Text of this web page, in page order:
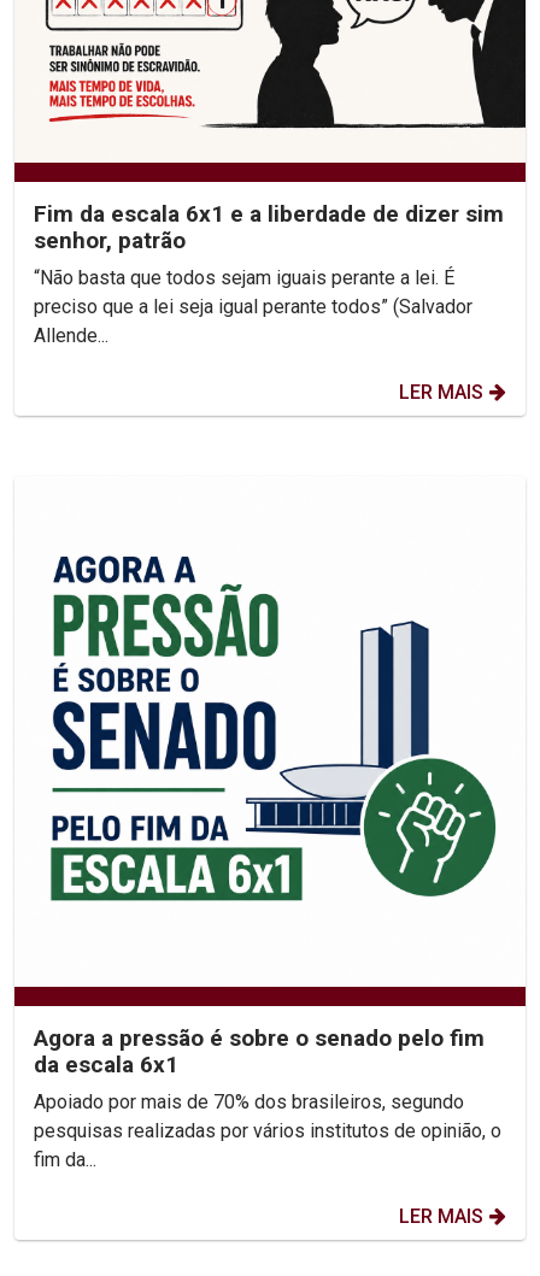
Fim da escala 6x1 e a liberdade de dizer sim
senhor, patrão
“Não basta que todos sejam iguais perante a lei. É
preciso que a lei seja igual perante todos” (Salvador
Allende...
LER MAIS
Agora a pressão é sobre o senado pelo fim
da escala 6x1
Apoiado por mais de 70% dos brasileiros, segundo
pesquisas realizadas por vários institutos de opinião, o
fim da...
LER MAIS